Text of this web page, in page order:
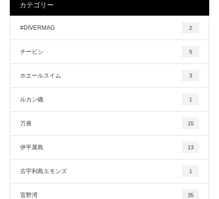
カテゴリー
#DIVERMAG 2
チービシ 5
ホエールスイム 3
ルカン礁 1
万座 15
伊平屋島 13
古宇利島エモンズ 1
宜野湾 35